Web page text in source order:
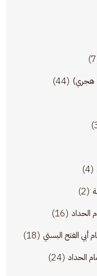
(44)
(4)
(2)
الحداد (16)
الفتح البستي (18)
الحداد (24)